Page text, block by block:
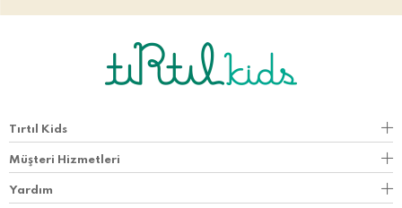
Tırtıl Kids
Müşteri Hizmetleri
Yardım